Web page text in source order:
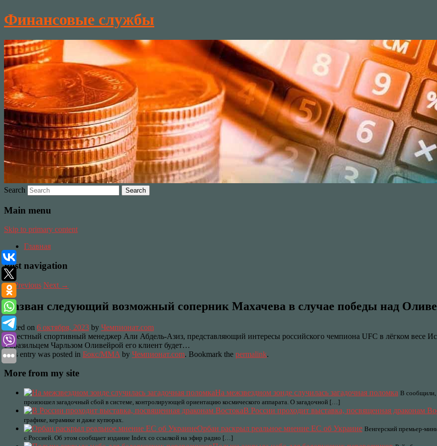
Финансовые службы
Search
Main menu
Skip to primary content
Главная
Post navigation
←Previous Next →
Назван следующий возможный соперник Махачева в случае победы над
Posted on 6 октября, 2023 by Чемпионат.com
Известный спортивный менеджер Али Абдель-Азиз, представляющий интересы российского чемпиона UFC в лёгком весе
с бразильцем Чарльзом Оливейрой его клиент будет…
This entry was posted in Бокс/MMA by Чемпионат.com. Bookmark the permalink.
More from my site
На межзвездном зонде случилась загадочная поломка В сообщили,
произошел загадочный сбой в системе, контролирующей ориентацию космического аппарата. О загадочной […]
В России проходит выставка, посвященная драконам
графике, керамике и даже купюрах.
Орбан раскрыл реальное мнение ЕС об Украине Венгерский премьер-
с Россией. Об этом сообщает издание Index со ссылкой на эфир радио […]